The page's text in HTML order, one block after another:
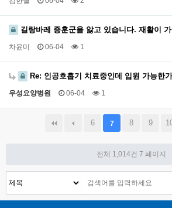
길랑바레 증훈군을 앓고 있습니다. 재활이
차윤미 06-04 1
Re: 인공호흡기 치료중인데 입원 가능한
우성요양병원 06-04 1
6 7 8 9
전체 1,014건 7 페이지